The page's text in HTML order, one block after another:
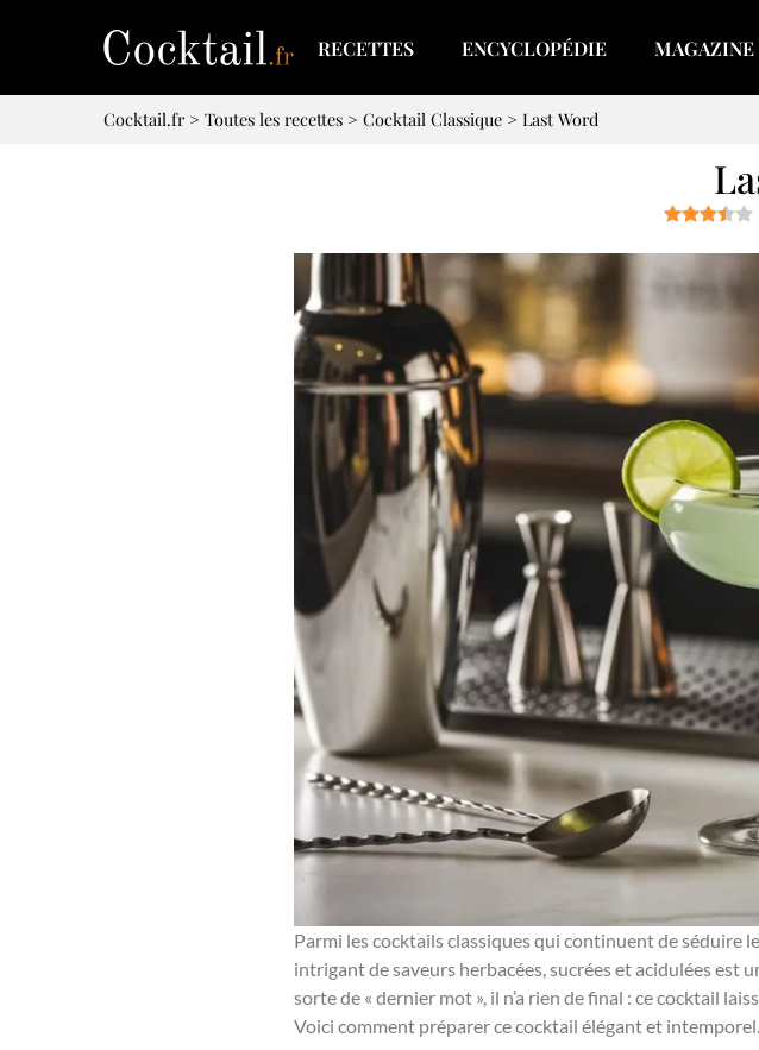
RECETTES ENCYCLOPÉDIE MAGAZINE
Cocktail.fr> Toutes les recettes > Cocktail Classique > Last Word
Parmi les cocktails classiques qui continuent de séduire
intrigant de saveurs herbacées, sucrées et acidulées est
sorte de « dernier mot », il n’a rien de final : ce cocktail
Voici comment préparer ce cocktail élégant et intemporel.